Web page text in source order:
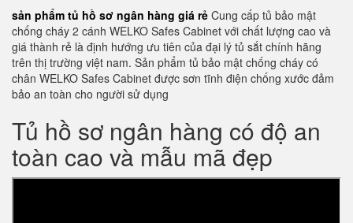
sản phẩm tủ hồ sơ ngân hàng giá rẻ Cung cấp tủ bảo mật
chống cháy 2 cánh WELKO Safes Cabinet với chất lượng cao và
giá thành rẻ là định hướng ưu tiên của đại lý tủ sắt chính hãng
trên thị trường việt nam. Sản phẩm tủ bảo mật chống cháy có
chân WELKO Safes Cabinet được sơn tĩnh điện chống xước đảm
bảo an toàn cho người sử dụng
Tủ hồ sơ ngân hàng có độ an
toàn cao và mẫu mã đẹp